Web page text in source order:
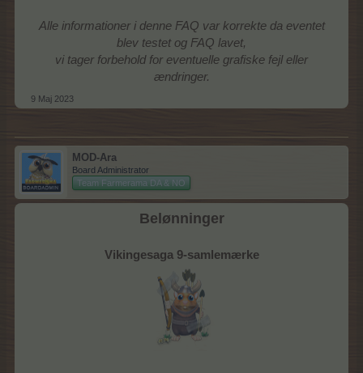
Alle informationer i denne FAQ var korrekte da eventet
blev testet og FAQ lavet,
vi tager forbehold for eventuelle grafiske fejl eller
ændringer.
9 Maj 2023
MOD-Ara
Board Administrator
Team Farmerama DA & NO
Belønninger
Vikingesaga 9-samlemærke